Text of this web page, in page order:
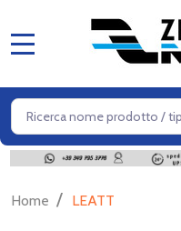
Cerca
Home / LEATT